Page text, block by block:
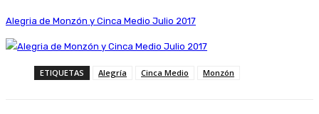
Alegria de Monzón y Cinca Medio Julio 2017
ETIQUETAS Alegría Cinca Medio Monzón